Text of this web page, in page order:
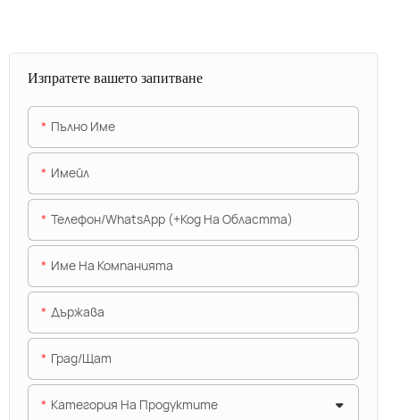
Изпратете вашето запитване
Пълно Име
Имейл
Телефон/WhatsApp (+Код На Областта)
Име На Компанията
Държава
Град/щат
Категория На Продуктите